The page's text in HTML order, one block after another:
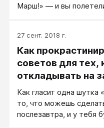
Марш!» — и вы
27 сент. 2018 г.
Как
советов для тех,
откладывать на
Как гласит одна шутка
то, что можешь
послезавтра, и у тебя